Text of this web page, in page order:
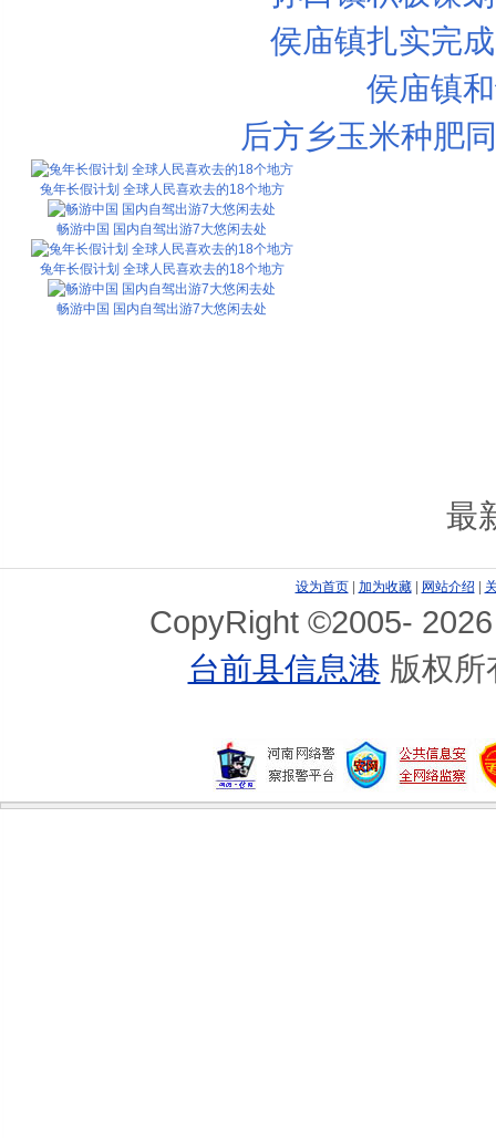
侯庙镇扎实完
侯庙镇
后方乡玉米种肥
兔年长假计划 全球人民喜欢去的18个地方
畅游中国 国内自驾出游7大悠闲去处
兔年长假计划 全球人民喜欢去的18个地方
畅游中国 国内自驾出游7大悠闲去处
最
设为首页| 加为收藏| 网站介绍 |
CopyRight ©2005-
台前县信息港 版权